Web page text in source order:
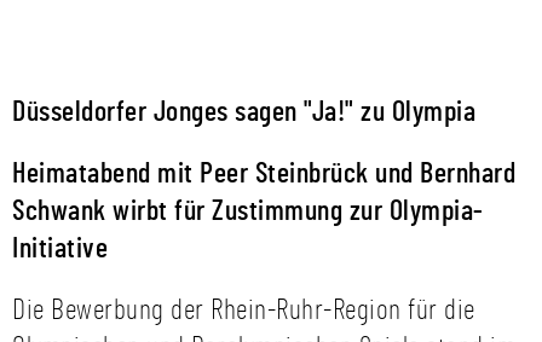
Düsseldorfer Jonges sagen "Ja!" zu Olympia
Heimatabend mit Peer Steinbrück und Bernhard
Schwank wirbt für Zustimmung zur Olympia-
Initiative
Die Bewerbung der Rhein-Ruhr-Region für die